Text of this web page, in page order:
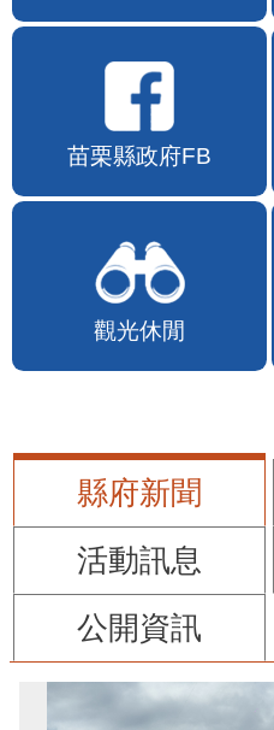
苗栗縣政府FB
觀光休閒
縣府新聞
活動訊息
公開資訊